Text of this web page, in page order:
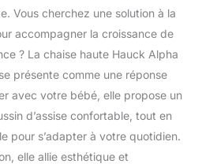
Vous cherchez une solution à la
accompagner la croissance de
? La chaise haute Hauck Alpha
présente comme une réponse
avec votre bébé, elle propose un
d’assise confortable, tout en
pour s’adapter à votre quotidien.
elle allie esthétique et